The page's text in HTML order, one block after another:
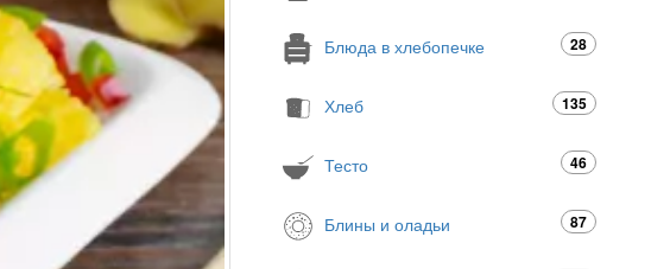
Блюда в хлебопечке 28
Хлеб 135
Тесто 46
Блины и оладьи 87